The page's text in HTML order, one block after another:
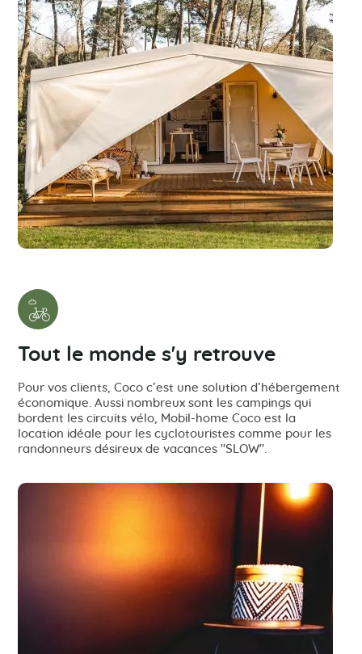
Tout le monde s'y retrouve
Pour vos clients, Coco c’est une solution d’hébergement
économique. Aussi nombreux sont les campings qui
bordent les circuits vélo, Mobil-home Coco est la
location idéale pour les cyclotouristes comme pour les
randonneurs désireux de vacances "SLOW".